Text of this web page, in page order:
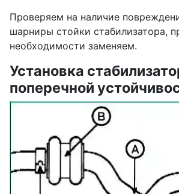
Проверяем на наличие
шарниры стойки стабилизатора,
необходимости заменяем.
Установка
поперечной